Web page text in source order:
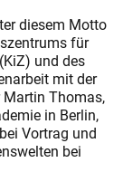
diesem Motto
für
und des
mit der
Martin Thomas,
in Berlin,
Vortrag und
bei